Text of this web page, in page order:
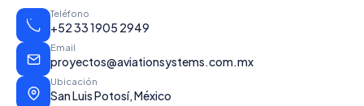
Teléfono
+52 33 1905 2949
Email
proyectos@aviationsystems.com.mx
Ubicación
San Luis Potosí, México